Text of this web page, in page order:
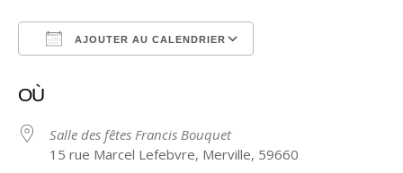
AJOUTER AU CALENDRIER
OÙ
Salle des fêtes Francis Bouquet
15 rue Marcel Lefebvre, Merville, 59660